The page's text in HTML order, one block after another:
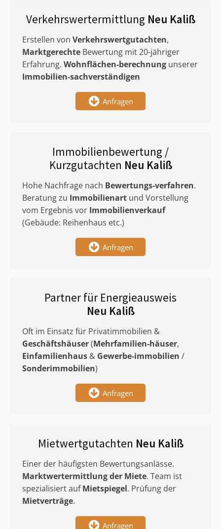
Verkehrswertermittlung Neu Kaliß
Erstellen von Verkehrswertgutachten,
Marktgerechte Bewertung mit 20-jähriger
Erfahrung. Wohnflächen-berechnung unserer
Immobilien-sachverständigen
Anfragen
Immobilienbewertung /
Kurzgutachten Neu Kaliß
Hohe Nachfrage nach Bewertungs-verfahren.
Beratung zu Immobilienart und Vorstellung
vom Ergebnis vor Immobilienverkauf
(Gebäude: Reihenhaus etc.)
Anfragen
Partner für Energieausweis
Neu Kaliß
Oft im Einsatz für Privatimmobilien &
Geschäftshäuser(Mehrfamilien-häuser,
Einfamilienhaus & Gewerbe-immobilien /
Sonderimmobilien)
Anfragen
Mietwertgutachten Neu Kaliß
Einer der häufigsten Bewertungsanlässe.
Marktwertermittlungder Miete. Team ist
spezialisiert aufMietspiegel. Prüfung der
Mietverträge.
Anfragen